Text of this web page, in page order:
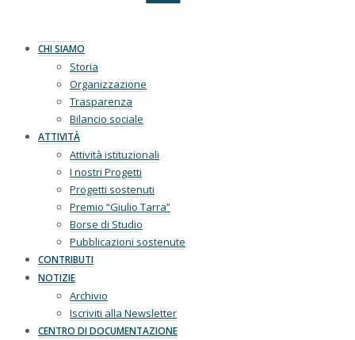
CHI SIAMO
Storia
Organizzazione
Trasparenza
Bilancio sociale
ATTIVITÀ
Attività istituzionali
I nostri Progetti
Progetti sostenuti
Premio “Giulio Tarra”
Borse di Studio
Pubblicazioni sostenute
CONTRIBUTI
NOTIZIE
Archivio
Iscriviti alla Newsletter
CENTRO DI DOCUMENTAZIONE